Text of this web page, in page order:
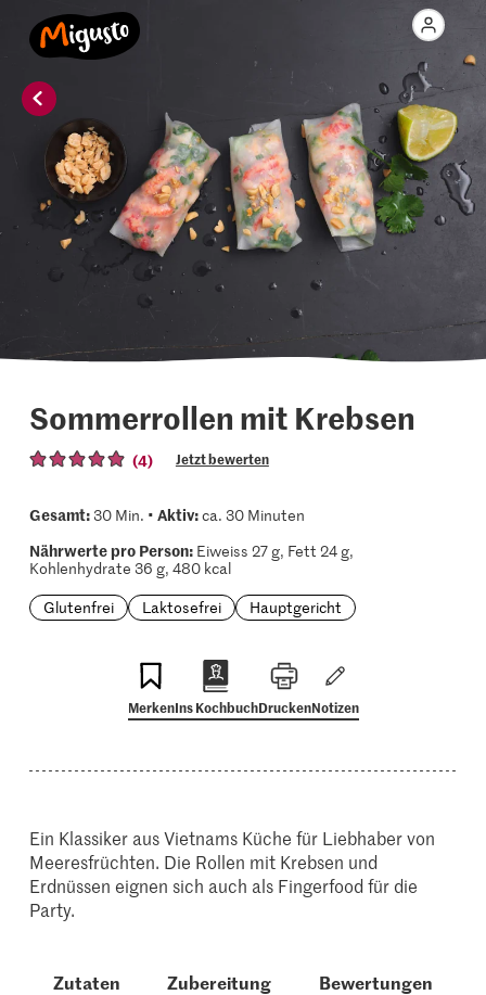
Sommerrollen mit Krebsen
(4) Jetzt bewerten
Gesamt:30 Min. • Aktiv:ca. 30 Minuten
Nährwerte pro Person:Eiweiss 27 g, Fett 24 g,
Kohlenhydrate 36 g, 480 kcal
Glutenfrei
Laktosefrei Hauptgericht
MerkenIns KochbuchDruckenNotizen
Ein Klassiker aus Vietnams Küche für Liebhaber von
Meeresfrüchten. Die Rollen mit Krebsen und
Erdnüssen eignen sich auch als Fingerfood für die
Party.
Zutaten Zubereitung Bewertungen